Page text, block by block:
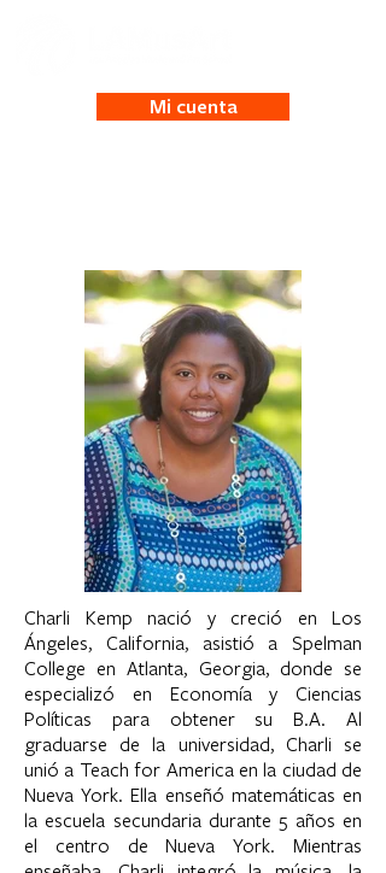
Mi cuenta
Charli Kemp nació y creció en Los
Ángeles, California, asistió a Spelman
College en Atlanta, Georgia, donde se
especializó en Economía y Ciencias
Políticas para obtener su B.A. Al
graduarse de la universidad, Charli se
unió a Teach for America en la ciudad de
Nueva York. Ella enseñó matemáticas en
la escuela secundaria durante 5 años en
el centro de Nueva York. Mientras